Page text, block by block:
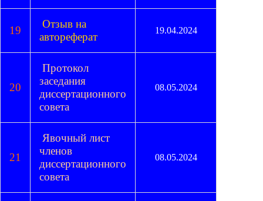
19
Отзыв на
автореферат
19.04.2024
20
Протокол
заседания
диссертационного
совета
08.05.2024
21
Явочный лист
членов
диссертационного
совета
08.05.2024